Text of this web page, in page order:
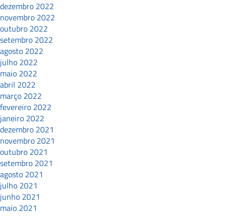
dezembro 2022
novembro 2022
outubro 2022
setembro 2022
agosto 2022
julho 2022
maio 2022
abril 2022
março 2022
fevereiro 2022
janeiro 2022
dezembro 2021
novembro 2021
outubro 2021
setembro 2021
agosto 2021
julho 2021
junho 2021
maio 2021